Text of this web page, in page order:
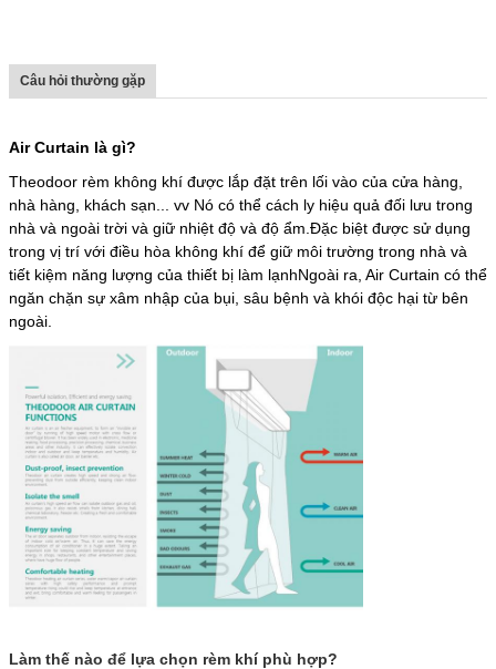
Câu hỏi thường gặp
Air Curtain là gì?
Theodoor rèm không khí được lắp đặt trên lối vào của cửa hàng,
nhà hàng, khách sạn... vv Nó có thể cách ly hiệu quả đối lưu trong
nhà và ngoài trời và giữ nhiệt độ và độ ẩm.Đặc biệt được sử dụng
trong vị trí với điều hòa không khí để giữ môi trường trong nhà và
tiết kiệm năng lượng của thiết bị làm lạnhNgoài ra, Air Curtain có thể
ngăn chặn sự xâm nhập của bụi, sâu bệnh và khói độc hại từ bên
ngoài.
Làm thế nào để lựa chọn rèm khí phù hợp?